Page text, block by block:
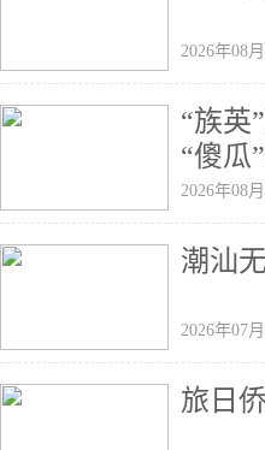
2026年08
“族英
“傻瓜
2026年08
潮汕
2026年07
旅日